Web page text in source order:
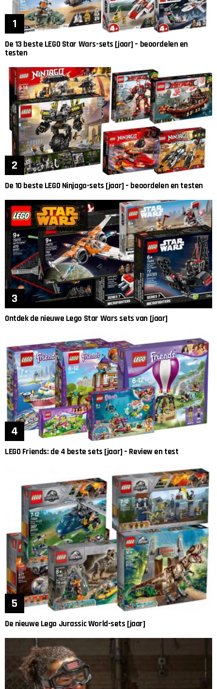
De 13 beste LEGO Star Wars-sets [jaar] – beoordelen en
testen
De 10 beste LEGO Ninjago-sets [jaar] – beoordelen en testen
Ontdek de nieuwe Lego Star Wars sets van [jaar]
LEGO Friends: de 4 beste sets [jaar] – Review en test
De nieuwe Lego Jurassic World-sets [jaar]